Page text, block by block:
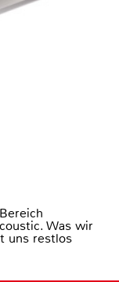
Was wir
uns restlos